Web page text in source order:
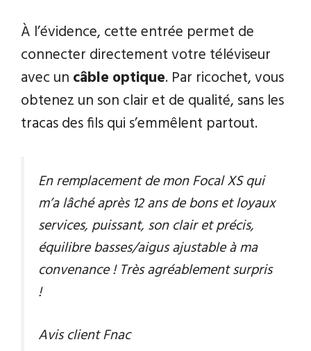
À l’évidence, cette entrée permet de
connecter directement votre téléviseur
avec un câble optique. Par ricochet, vous
obtenez un son clair et de qualité, sans les
tracas des fils qui s’emmêlent partout.
En remplacement de mon Focal XS qui
m’a lâché après 12 ans de bons et loyaux
services, puissant, son clair et précis,
équilibre basses/aigus ajustable à ma
convenance ! Très agréablement surpris
!
Avis client Fnac